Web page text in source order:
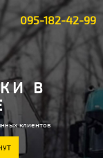
095-182-42-99
В
клиентов